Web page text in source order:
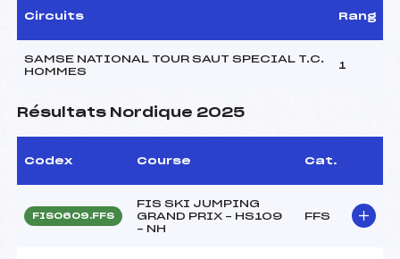
Circuits Rang
SAMSE NATIONAL TOUR SAUT SPECIAL T.C.
HOMMES
1
Résultats Nordique 2025
Codex Course Cat.
FIS0609.FFS
FIS SKI JUMPING
GRAND PRIX – HS109
– NH
FFS